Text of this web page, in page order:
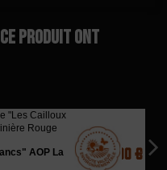
produit ont
AOP La
26,00 €